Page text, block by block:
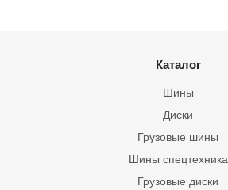
Каталог
Шины
Грузовые шины
Шины спецтехника
Диски
Грузовые диски